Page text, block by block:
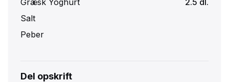
Græsk Yoghurt
2.5 dl.
Salt
Peber
Del opskrift